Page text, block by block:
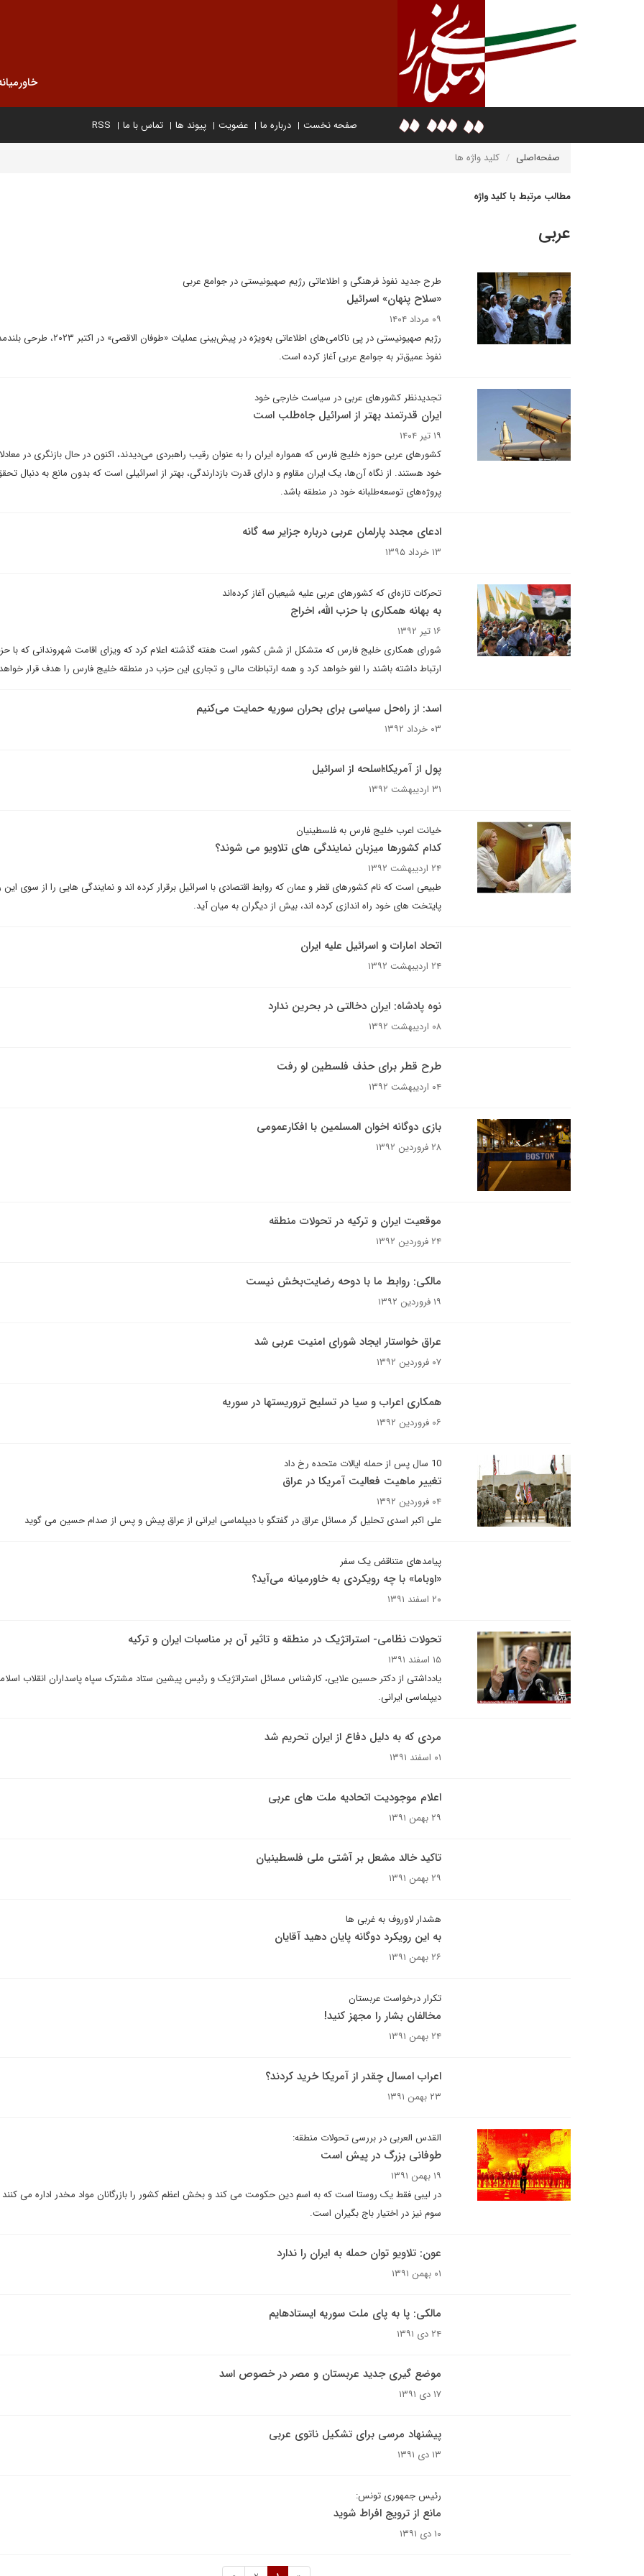
صفحه نخست درباره ما عضویت پیوند ها تماس با ما RSS
صفحه‌اصلی کلید واژه ها
مطالب مرتبط با کلید واژه
عربی
طرح جدید نفوذ فرهنگی و اطلاعاتی رژیم صهیونیستی در جوامع عربی
«سلاح پنهان» اسرائیل
۰۹ مرداد ۱۴۰۴
رژیم صهیونیستی در پی ناکامی‌های اطلاعاتی به‌ویژه در پیش‌بینی عملیات
نفوذ عمیق‌تر به جوامع عربی آغاز کرده است.
تجدیدنظر کشورهای عربی در سیاست خارجی خود
ایران قدرتمند بهتر از اسرائیل جاه‌طلب است
۱۹ تیر ۱۴۰۴
کشورهای عربی حوزه خلیج فارس که همواره ایران را به عنوان رقیب راهبردی می‌دیدند، اکنون در حال بازنگری در
خود هستند. از نگاه آن‌ها، یک ایران مقاوم و دارای قدرت بازدارندگی، بهتر از اسرائیلی است که بدون مانع به دنبال
پروژه‌های توسعه‌طلبانه خود در منطقه باشد.
ادعای مجدد پارلمان عربی درباره جزایر سه گانه
۱۳ خرداد ۱۳۹۵
تحرکات تازه‌ای که کشورهای عربی علیه شیعیان آغاز کرده‌اند
به بهانه همکاری با حزب الله، اخراج
۱۶ تیر ۱۳۹۲
شورای همکاری خلیج فارس که متشکل از شش کشور است هفته گذشته اعلام کرد که ویزای اقامت شهروندانی که با
ارتباط داشته باشند را لغو خواهد کرد و همه ارتباطات مالی و تجاری این حزب در منطقه خلیج فارس را هدف قرار
اسد: از راه‌حل سیاسی برای بحران سوریه حمایت می‌کنیم
۰۳ خرداد ۱۳۹۲
پول از آمریکا؛اسلحه از اسرائیل
۳۱ اردیبهشت ۱۳۹۲
خیانت اعرب خلیج فارس به فلسطینیان
کدام کشورها میزبان نمایندگی های تلاویو می شوند؟
۲۴ اردیبهشت ۱۳۹۲
طبیعی است که نام کشورهای قطر و عمان که روابط اقتصادی با اسرائیل برقرار کرده اند و نمایندگی هایی را از سوی این
پایتخت های خود راه اندازی کرده اند، بیش از دیگران به میان آید.
اتحاد امارات و اسرائیل علیه ایران
۲۴ اردیبهشت ۱۳۹۲
نوه پادشاه: ایران دخالتی در بحرین ندارد
۰۸ اردیبهشت ۱۳۹۲
طرح قطر برای حذف فلسطین لو رفت
۰۴ اردیبهشت ۱۳۹۲
بازی دوگانه اخوان المسلمین با افکارعمومی
۲۸ فروردین ۱۳۹۲
موقعیت ایران و ترکیه در تحولات منطقه
۲۴ فروردین ۱۳۹۲
مالکی: روابط ما با دوحه رضایت‌بخش نیست
۱۹ فروردین ۱۳۹۲
عراق خواستار ایجاد شورای امنیت عربی شد
۰۷ فروردین ۱۳۹۲
همکاری اعراب و سیا در تسلیح تروریستها در سوریه
۰۶ فروردین ۱۳۹۲
10 سال پس از حمله ایالات متحده رخ داد
تغییر ماهیت فعالیت آمریکا در عراق
۰۴ فروردین ۱۳۹۲
علی اکبر اسدی تحلیل گر مسائل عراق در گفتگو با دیپلماسی ایرانی از عراق پیش و پس از صدام حسین می گوید
پیامدهای متناقض یک سفر
«اوباما» با چه رویکردی به خاورمیانه می‌آید؟
۲۰ اسفند ۱۳۹۱
تحولات نظامی- استراتژیک در منطقه و تاثیر آن بر مناسبات ایران و ترکیه
۱۵ اسفند ۱۳۹۱
یادداشتی از دکتر حسین علایی، کارشناس مسائل استراتژیک و رئیس پیشین ستاد مشترک سپاه پاسداران انقلاب
دیپلماسی ایرانی.
مردی که به دلیل دفاع از ایران تحریم شد
۰۱ اسفند ۱۳۹۱
اعلام موجودیت اتحادیه ملت های عربی
۲۹ بهمن ۱۳۹۱
تاکید خالد مشعل بر آشتی ملی فلسطینیان
۲۹ بهمن ۱۳۹۱
هشدار لاوروف به غربی ها
به این رویکرد دوگانه پایان دهید آقایان
۲۶ بهمن ۱۳۹۱
تکرار درخواست عربستان
مخالفان بشار را مجهز کنید!
۲۴ بهمن ۱۳۹۱
اعراب امسال چقدر از آمریکا خرید کردند؟
۲۳ بهمن ۱۳۹۱
القدس العربی در بررسی تحولات منطقه:
طوفانی بزرگ در پیش است
۱۹ بهمن ۱۳۹۱
در لیبی فقط یک روستا است که به اسم دین حکومت می کند و بخش اعظم کشور را بازرگانان مواد مخدر اداره می
سوم نیز در اختیار باج بگیران است.
عون: تلاویو توان حمله به ایران را ندارد
۰۱ بهمن ۱۳۹۱
مالکی: پا به پای ملت سوریه ایستاده‎ایم
۲۴ دی ۱۳۹۱
موضع گیری جدید عربستان و مصر در خصوص اسد
۱۷ دی ۱۳۹۱
پیشنهاد مرسی برای تشکیل ناتوی عربی
۱۳ دی ۱۳۹۱
رئیس جمهوری تونس:
مانع از ترویج افراط شوید
۱۰ دی ۱۳۹۱